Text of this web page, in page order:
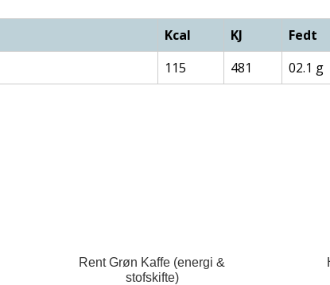
Kcal KJ Fedt
115 481 02.1 g
Rent Grøn Kaffe (energi &
stofskifte)